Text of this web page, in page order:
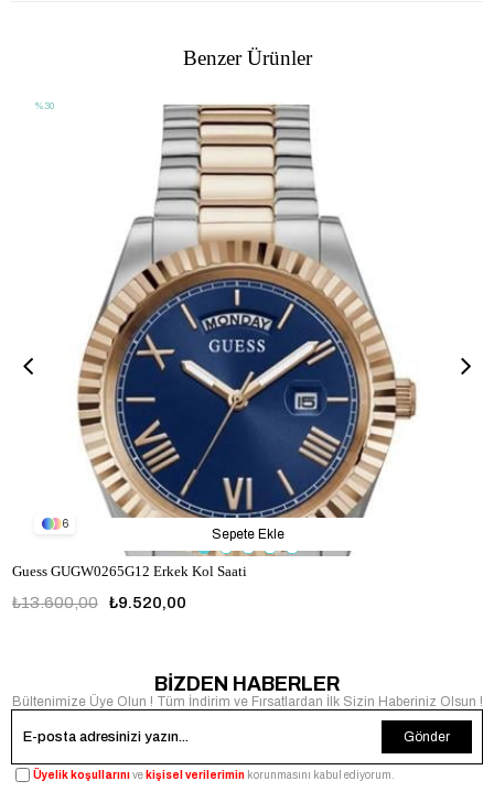
Benzer Ürünler
6
Guess GUGW0265G12 Erkek Kol Saati
₺9.520,00
₺13.600,00
Sepete Ekle
%30
BİZDEN HABERLER
Bültenimize Üye Olun ! Tüm İndirim ve Fırsatlardan İlk Sizin Haberiniz Olsun !
Gönder
Üyelik koşullarınıve kişisel verilerimin korunmasını kabul ediyorum.